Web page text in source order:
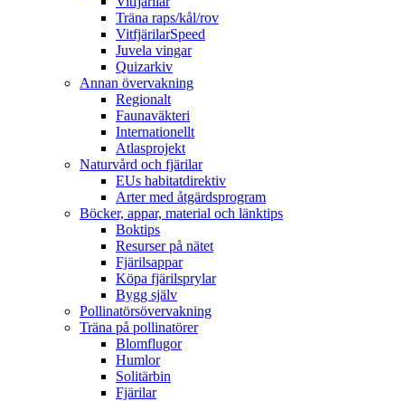
Träna raps/kål/rov
VitfjärilarSpeed
Juvela vingar
Quizarkiv
Annan övervakning
Regionalt
Faunaväkteri
Internationellt
Atlasprojekt
Naturvård och fjärilar
EUs habitatdirektiv
Arter med åtgärdsprogram
Böcker, appar, material och länktips
Boktips
Resurser på nätet
Fjärilsappar
Köpa fjärilsprylar
Bygg själv
Pollinatörsövervakning
Träna på pollinatörer
Blomflugor
Humlor
Solitärbin
Fjärilar